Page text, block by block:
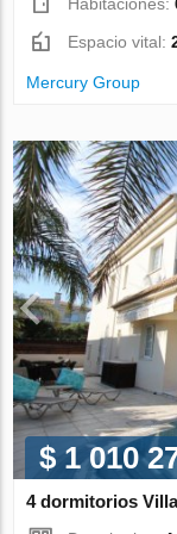
Espacio vital:
Mercury Group
$ 1 010
4 dormitorios